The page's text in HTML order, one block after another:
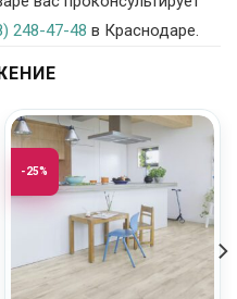
248-47-48 в Краснодаре.
-25%